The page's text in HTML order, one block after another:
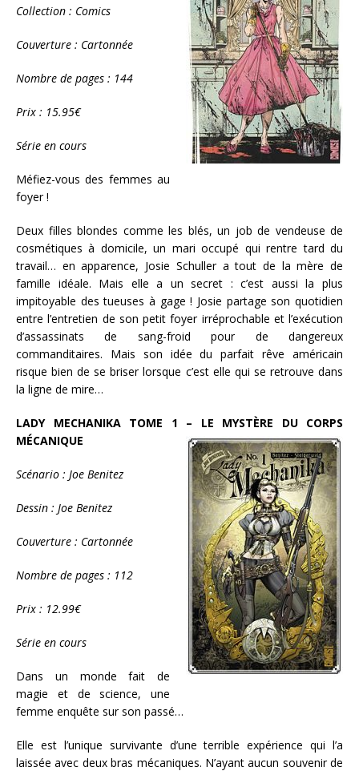
Collection : Comics
Couverture : Cartonnée
Nombre de pages : 144
Prix : 15.95€
Série en cours
Méfiez-vous des femmes au
foyer !
Deux filles blondes comme les blés, un job de vendeuse de
cosmétiques à domicile, un mari occupé qui rentre tard du
travail… en apparence, Josie Schuller a tout de la mère de
famille idéale. Mais elle a un secret : c’est aussi la plus
impitoyable des tueuses à gage ! Josie partage son quotidien
entre l’entretien de son petit foyer irréprochable et l’exécution
d’assassinats de sang-froid pour de dangereux
commanditaires. Mais son idée du parfait rêve américain
risque bien de se briser lorsque c’est elle qui se retrouve dans
la ligne de mire…
LADY MECHANIKA TOME 1 – LE MYSTÈRE DU CORPS
MÉCANIQUE
Scénario : Joe Benitez
Dessin : Joe Benitez
Couverture : Cartonnée
Nombre de pages : 112
Prix : 12.99€
Série en cours
Dans un monde fait de
magie et de science, une
femme enquête sur son passé…
Elle est l’unique survivante d’une terrible expérience qui l’a
laissée avec deux bras mécaniques. N’ayant aucun souvenir de